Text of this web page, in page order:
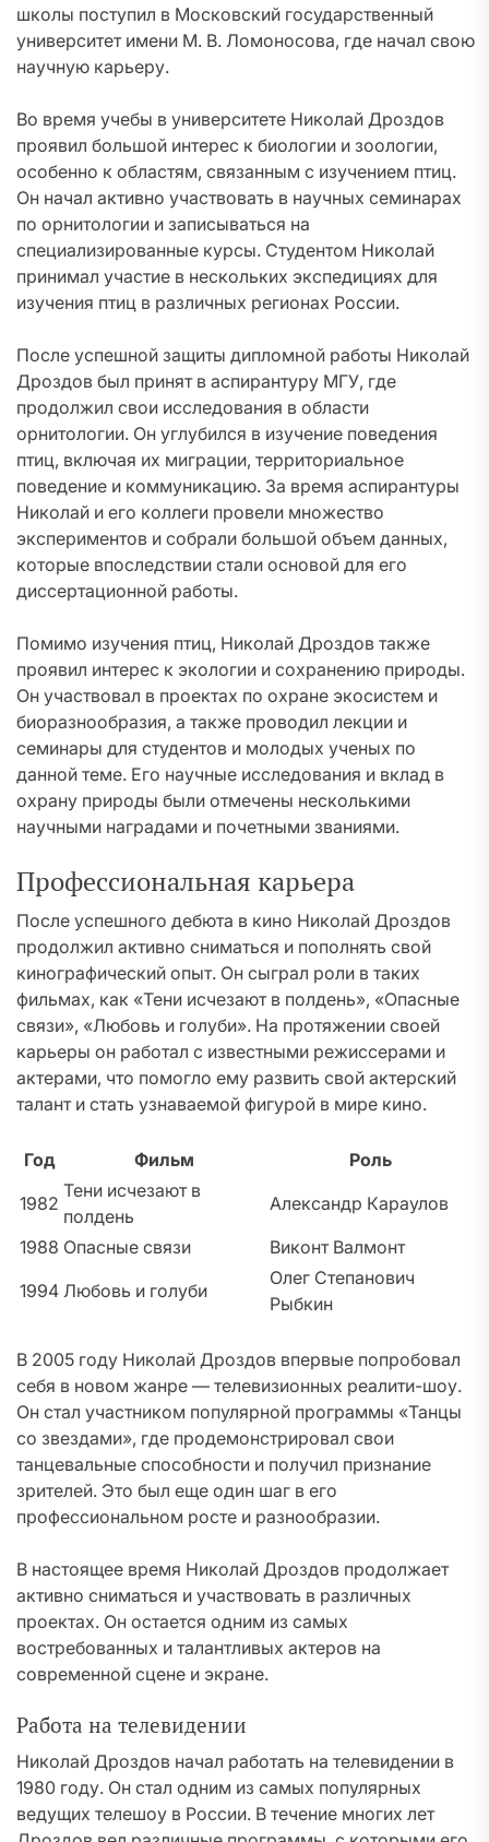
школы поступил в Московский государственный
университет имени М. В. Ломоносова, где начал свою
научную карьеру.
Во время учебы в университете Николай Дроздов
проявил большой интерес к биологии и зоологии,
особенно к областям, связанным с изучением птиц.
Он начал активно участвовать в научных семинарах
по орнитологии и записываться на
специализированные курсы. Студентом Николай
принимал участие в нескольких экспедициях для
изучения птиц в различных регионах России.
После успешной защиты дипломной работы Николай
Дроздов был принят в аспирантуру МГУ, где
продолжил свои исследования в области
орнитологии. Он углубился в изучение поведения
птиц, включая их миграции, территориальное
поведение и коммуникацию. За время аспирантуры
Николай и его коллеги провели множество
экспериментов и собрали большой объем данных,
которые впоследствии стали основой для его
диссертационной работы.
Помимо изучения птиц, Николай Дроздов также
проявил интерес к экологии и сохранению природы.
Он участвовал в проектах по охране экосистем и
биоразнообразия, а также проводил лекции и
семинары для студентов и молодых ученых по
данной теме. Его научные исследования и вклад в
охрану природы были отмечены несколькими
научными наградами и почетными званиями.
Профессиональная карьера
После успешного дебюта в кино Николай Дроздов
продолжил активно сниматься и пополнять свой
кинографический опыт. Он сыграл роли в таких
фильмах, как «Тени исчезают в полдень», «Опасные
связи», «Любовь и голуби». На протяжении своей
карьеры он работал с известными режиссерами и
актерами, что помогло ему развить свой актерский
талант и стать узнаваемой фигурой в мире кино.
Год Фильм
Роль
1982
Тени исчезают в
полдень
Александр Караулов
1988 Опасные связи
Виконт Валмонт
1994 Любовь и голуби
Олег Степанович
Рыбкин
В 2005 году Николай Дроздов впервые попробовал
себя в новом жанре — телевизионных реалити-шоу.
Он стал участником популярной программы «Танцы
со звездами», где продемонстрировал свои
танцевальные способности и получил признание
зрителей. Это был еще один шаг в его
профессиональном росте и разнообразии.
В настоящее время Николай Дроздов продолжает
активно сниматься и участвовать в различных
проектах. Он остается одним из самых
востребованных и талантливых актеров на
современной сцене и экране.
Работа на телевидении
Николай Дроздов начал работать на телевидении в
1980 году. Он стал одним из самых популярных
ведущих телешоу в России. В течение многих лет